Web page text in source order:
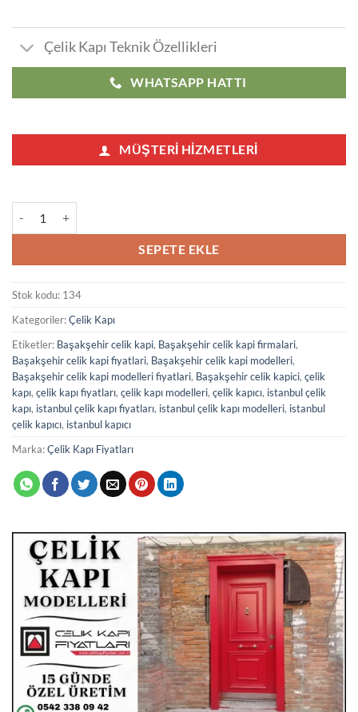
Çelik Kapı Teknik Özellikleri
WHATSAPP HATTI
MÜŞTERI HIZMETLERI
SEPETE EKLE
Stok kodu: 134
Kategoriler:Çelik Kapı
Etiketler: Başakşehir celik kapi, Başakşehir celik kapi firmalari,
Başakşehir celik kapi fiyatlari, Başakşehir celik kapi modelleri,
Başakşehir celik kapi modelleri fiyatlari, Başakşehir celik kapici, çelik
kapı, çelik kapı fiyatları, çelik kapı modelleri, çelik kapıcı, istanbul çelik
kapı, istanbul çelik kapı fiyatları, istanbul çelik kapı modelleri, istanbul
çelik kapıcı, istanbul kapıcı
Marka:Çelik Kapı Fiyatları